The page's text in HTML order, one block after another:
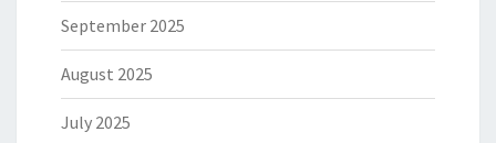
September 2025
August 2025
July 2025